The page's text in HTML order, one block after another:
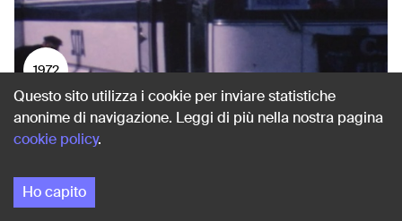
1972
SLALOM AT CAVONE
Lizzano in Belvedere (Bologna)
Questo sito utilizza i cookie per inviare statistiche
anonime di navigazione. Leggi di più nella nostra pagina
cookie policy.
Ho capito